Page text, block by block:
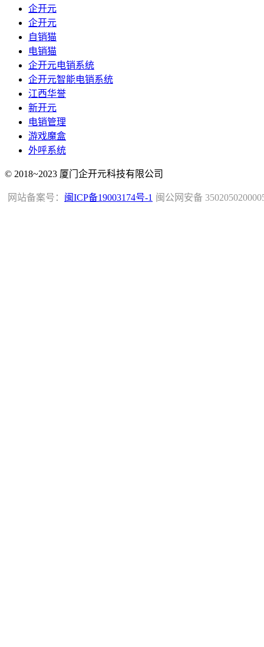
企开元
企开元
自销猫
电销猫
企开元电销系统
企开元智能电销系统
江西华誉
新开元
电销管理
游戏魔盒
外呼系统
© 2018~2023 厦门企开元科技有限公司
闽公网安备
网站备案号： 闽ICP备19003174号-1